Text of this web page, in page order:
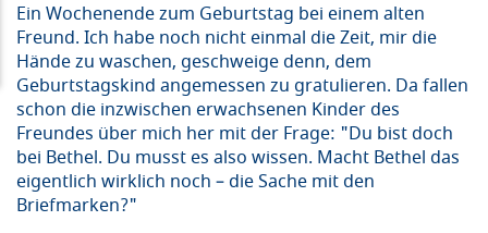
Ein Wochenende zum Geburtstag bei einem alten
Freund. Ich habe noch nicht einmal die Zeit, mir die
Hände zu waschen, geschweige denn, dem
Geburtstagskind angemessen zu gratulieren. Da fallen
schon die inzwischen erwachsenen Kinder des
Freundes über mich her mit der Frage: "Du bist doch
bei Bethel. Du musst es also wissen. Macht Bethel das
eigentlich wirklich noch – die Sache mit den
Briefmarken?"